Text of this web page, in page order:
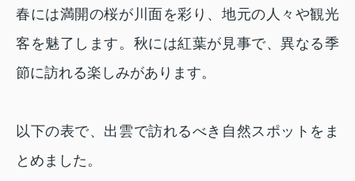
春には満開の桜が川面を彩り、地元の人々や観光
客を魅了します。秋には紅葉が見事で、異なる季
節に訪れる楽しみがあります。
以下の表で、出雲で訪れるべき自然スポットをま
とめました。